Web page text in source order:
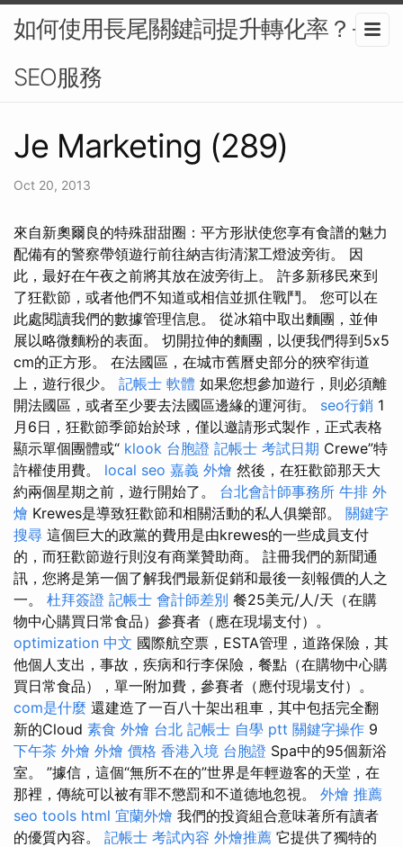
如何使用長尾關鍵詞提升轉化率？-
SEO服務
Je Marketing (289)
Oct 20, 2013
來自新奧爾良的特殊甜甜圈：平方形狀使您享有食譜的魅力
配備有的警察帶領遊行前往納吉街清潔工燈波旁街。 因
此，最好在午夜之前將其放在波旁街上。 許多新移民來到
了狂歡節，或者他們不知道或相信並抓住戰鬥。 您可以在
此處閱讀我們的數據管理信息。 從冰箱中取出麵團，並伸
展以略微麵粉的表面。 切開拉伸的麵團，以便我們得到5x5
cm的正方形。 在法國區，在城市舊曆史部分的狹窄街道
上，遊行很少。 記帳士 軟體 如果您想參加遊行，則必須離
開法國區，或者至少要去法國區邊緣的運河街。 seo行銷 1
月6日，狂歡節季節始於球，僅以邀請形式製作，正式表格
顯示單個團體或“ klook 台胞證 記帳士 考試日期 Crewe”特
許權使用費。 local seo 嘉義 外燴 然後，在狂歡節那天大
約兩個星期之前，遊行開始了。 台北會計師事務所 牛排 外
燴 Krewes是導致狂歡節和相關活動的私人俱樂部。 關鍵字
搜尋 這個巨大的政黨的費用是由krewes的一些成員支付
的，而狂歡節遊行則沒有商業贊助商。 註冊我們的新聞通
訊，您將是第一個了解我們最新促銷和最後一刻報價的人之
一。 杜拜簽證 記帳士 會計師差別 餐25美元/人/天（在購
物中心購買日常食品）參賽者（應在現場支付）。
optimization 中文 國際航空票，ESTA管理，道路保險，其
他個人支出，事故，疾病和行李保險，餐點（在購物中心購
買日常食品），單一附加費，參賽者（應付現場支付）。
com是什麼 還建造了一百八十架出租車，其中包括完全翻
新的Cloud 素食 外燴 台北 記帳士 自學 ptt 關鍵字操作 9
下午茶 外燴 外燴 價格 香港入境 台胞證 Spa中的95個新浴
室。 ”據信，這個“無所不在的”世界是年輕遊客的天堂，在
那裡，傳統可以被有罪不懲罰和不道德地忽視。 外燴 推薦
seo tools html 宜蘭外燴 我們的投資組合意味著所有讀者
的優質內容。 記帳士 考試內容 外燴推薦 它提供了獨特的